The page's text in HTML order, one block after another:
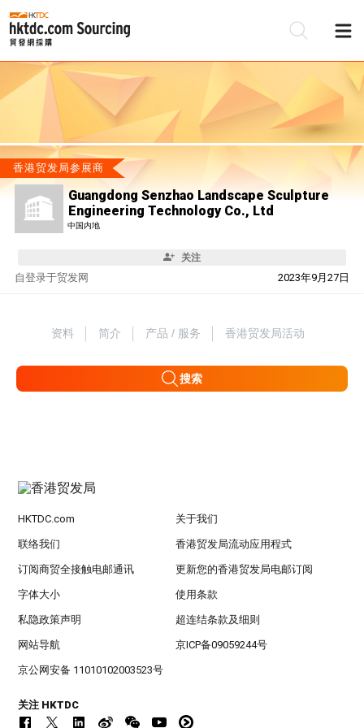
香港贸发局参展商
Guangdong Senzhao Landscape Sculpture
Engineering Technology Co., Ltd
中国内地
关注
自 2023年9月27日
登录于贸发网
资料 简介 产品 / 服务 香港贸发局活动
搜索
HKTDC.com 关于我们
联络我们 香港贸发局流动应用程式
订阅商贸全接触电邮通讯 更新您的香港贸发局电邮订阅
字体大小 使用条款
私隐政策声明 超连结条款及细则
网站导航 京ICP备09059244号
京公网安备 11010102003523号
关注 HKTDC